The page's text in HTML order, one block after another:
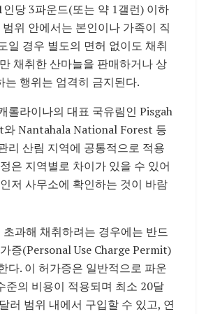
당 3파운드(또는 약 1갤런) 이하
위 안에서는 본인이나 가족이 직
일 경우 별도의 면허 없이도 채취
채취한 산마늘을 판매하거나 상
는 행위는 엄격히 금지된다.
롤라이나의 대표 국유림인 Pisgah
와Nantahala National Forest 등
리 산림 지역에 공통적으로 적용
은 지역별로 차이가 있을 수 있어
저 사무소에 확인하는 것이 바람
과해 채취하려는 경우에는 반드
증(Personal Use Charge Permit)
다. 이 허가증은 일반적으로 파운
준의 비용이 적용되며 최소 20달
러 범위 내에서 구입할 수 있고, 연